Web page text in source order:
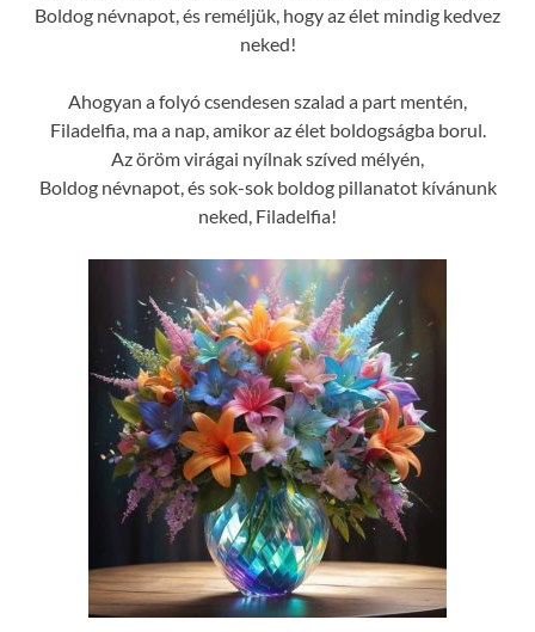
Boldog névnapot, és reméljük, hogy az élet mindig kedvez
neked!
Ahogyan a folyó csendesen szalad a part mentén,
Filadelfia, ma a nap, amikor az élet boldogságba borul.
Az öröm virágai nyílnak szíved mélyén,
Boldog névnapot, és sok-sok boldog pillanatot kívánunk
neked, Filadelfia!